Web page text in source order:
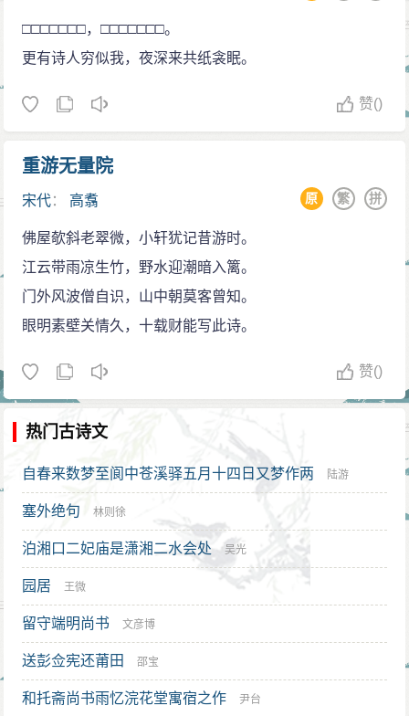
□□□□□□□，□□□□□□□。
更有诗人穷似我，夜深来共纸衾眠。
赞()
重游无量院
宋代： 高翥 拼
繁
原
佛屋欹斜老翠微，小轩犹记昔游时。
江云带雨凉生竹，野水迎潮暗入篱。
门外风波僧自识，山中朝莫客曾知。
眼明素壁关情久，十载财能写此诗。
赞()
热门古诗文
自春来数梦至阆中苍溪驿五月十四日又梦作两 陆游
塞外绝句 林则徐
泊湘口二妃庙是潇湘二水会处 吴光
园居 王微
留守端明尚书 文彦博
送彭佥宪还莆田 邵宝
和托斋尚书雨忆浣花堂寓宿之作 尹台